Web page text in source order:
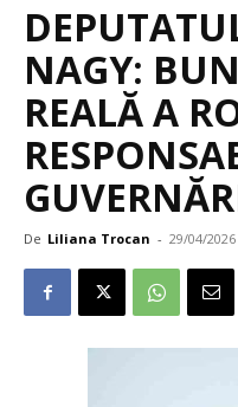
NAGY:
REALĂ A
De Liliana Trocan - 29/04/2026